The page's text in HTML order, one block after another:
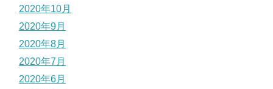
2020年10月
2020年9月
2020年8月
2020年7月
2020年6月